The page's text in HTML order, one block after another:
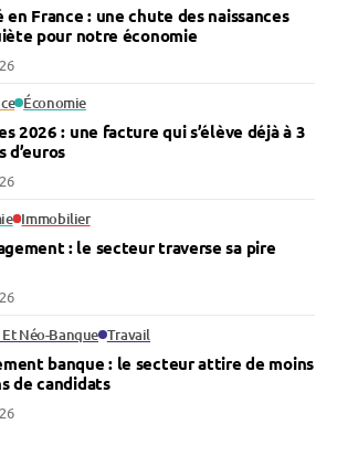
France : une chute des naissances
pour notre économie
Économie
2026 : une facture qui s’élève déjà à 3
d’euros
Immobilier
: le secteur traverse sa pire
Néo-Banque Travail
banque : le secteur attire de moins
de candidats